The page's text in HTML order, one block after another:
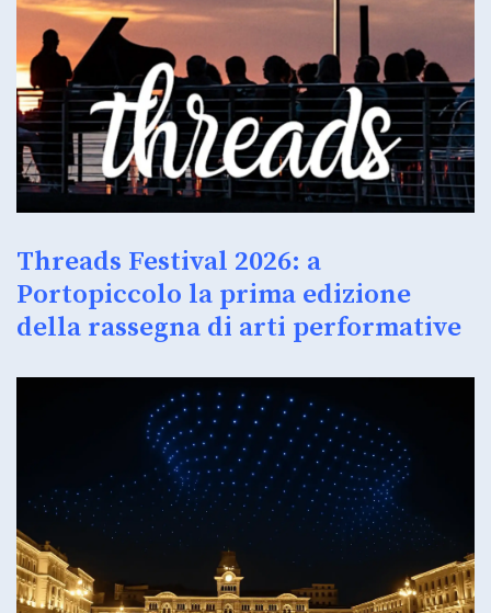
Threads Festival 2026: a
Portopiccolo la prima edizione
della rassegna di arti performative